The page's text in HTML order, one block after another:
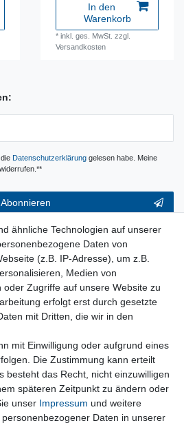
In den
Warenkorb
*inkl. ges. MwSt. zzgl.
Versandkosten
Daten­schutz­erklärunggelesen habe. Meine
Abonnieren
** Hierbei handelt es sich um ein Pflichtfeld.
ähnliche Technologien auf unserer
Daten von
(z.B. IP-Adresse), um z.B.
Medien von
Zugriffe auf unsere Website zu
erfolgt erst durch gesetzte
mit Dritten, die wir in den
mit Einwilligung oder aufgrund eines
Die Zustimmung kann erteilt
besteht das Recht, nicht einzuwilligen
späteren Zeitpunkt zu ändern oder
unser Impressum und weitere
Daten in unserer